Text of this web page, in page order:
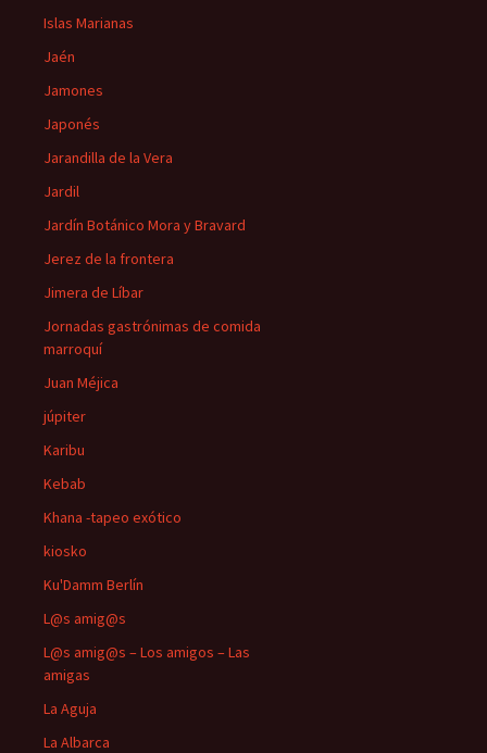
Islas Marianas
Jaén
Jamones
Japonés
Jarandilla de la Vera
Jardil
Jardín Botánico Mora y Bravard
Jerez de la frontera
Jimera de Líbar
Jornadas gastrónimas de comida
marroquí
Juan Méjica
júpiter
Karibu
Kebab
Khana -tapeo exótico
kiosko
Ku'Damm Berlín
L@s amig@s
L@s amig@s – Los amigos – Las
amigas
La Aguja
La Albarca